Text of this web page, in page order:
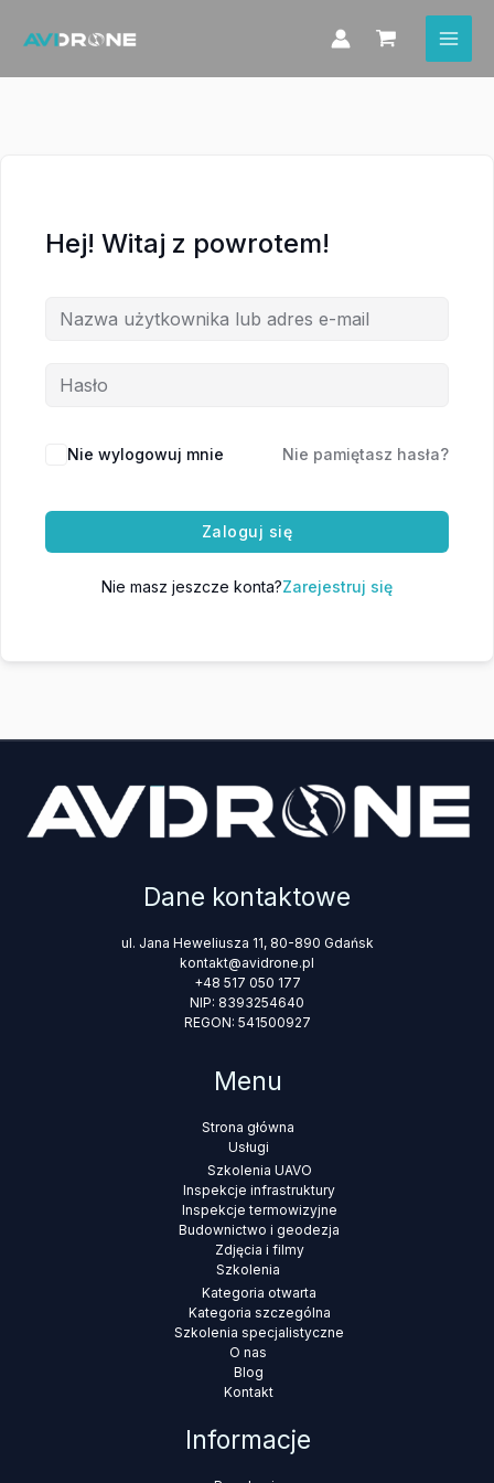
Hej! Witaj z powrotem!
Nie wylogowuj mnie Nie pamiętasz hasła?
Zaloguj się
Nie masz jeszcze konta?Zarejestruj się
Dane kontaktowe
ul. Jana Heweliusza 11, 80-890 Gdańsk
kontakt@avidrone.pl
+48 517 050 177
NIP: 8393254640
REGON: 541500927
Menu
Strona główna
Usługi
Szkolenia UAVO
Inspekcje infrastruktury
Inspekcje termowizyjne
Budownictwo i geodezja
Zdjęcia i filmy
Szkolenia
Kategoria otwarta
Kategoria szczególna
Szkolenia specjalistyczne
O nas
Blog
Kontakt
Informacje